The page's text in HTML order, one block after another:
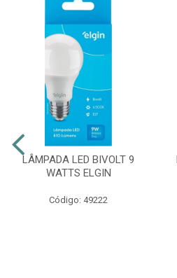
LÂMPADA LED BIVOLT 9
WATTS ELGIN
Código: 49222